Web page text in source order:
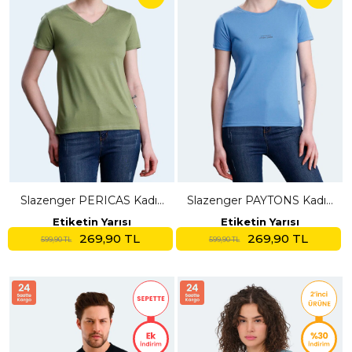
Slazenger PERICAS Kadın
V Yaka Açık Yeşil Tişört
Etiketin Yarısı
599,90 TL 269,90 TL
Slazenger PAYTONS Kadın
Mavi Tişört
Etiketin Yarısı
599,90 TL 269,90 TL